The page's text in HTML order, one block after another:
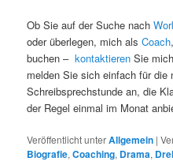
Ob Sie auf der Suche nach
oder überlegen, mich alsCoach,
buchen –kontaktieren Sie
melden Sie sich einfach für
Schreibsprechstunde an, die
der Regel einmal im Monat
Veröffentlicht unterAllgemein |
Biografie,Coaching, Drama,